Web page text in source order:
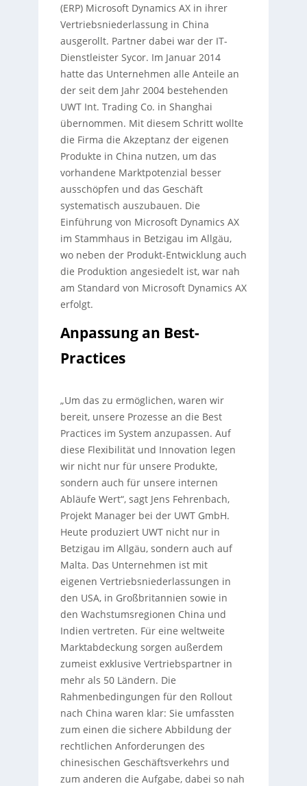
(ERP) Microsoft Dynamics AX in ihrer
Vertriebsniederlassung in China
ausgerollt. Partner dabei war der IT-
Dienstleister Sycor. Im Januar 2014
hatte das Unternehmen alle Anteile an
der seit dem Jahr 2004 bestehenden
UWT Int. Trading Co. in Shanghai
übernommen. Mit diesem Schritt wollte
die Firma die Akzeptanz der eigenen
Produkte in China nutzen, um das
vorhandene Marktpotenzial besser
ausschöpfen und das Geschäft
systematisch auszubauen. Die
Einführung von Microsoft Dynamics AX
im Stammhaus in Betzigau im Allgäu,
wo neben der Produkt-Entwicklung auch
die Produktion angesiedelt ist, war nah
am Standard von Microsoft Dynamics AX
erfolgt.
Anpassung an Best-
Practices
„Um das zu ermöglichen, waren wir
bereit, unsere Prozesse an die Best
Practices im System anzupassen. Auf
diese Flexibilität und Innovation legen
wir nicht nur für unsere Produkte,
sondern auch für unsere internen
Abläufe Wert“, sagt Jens Fehrenbach,
Projekt Manager bei der UWT GmbH.
Heute produziert UWT nicht nur in
Betzigau im Allgäu, sondern auch auf
Malta. Das Unternehmen ist mit
eigenen Vertriebsniederlassungen in
den USA, in Großbritannien sowie in
den Wachstumsregionen China und
Indien vertreten. Für eine weltweite
Marktabdeckung sorgen außerdem
zumeist exklusive Vertriebspartner in
mehr als 50 Ländern. Die
Rahmenbedingungen für den Rollout
nach China waren klar: Sie umfassten
zum einen die sichere Abbildung der
rechtlichen Anforderungen des
chinesischen Geschäftsverkehrs und
zum anderen die Aufgabe, dabei so nah